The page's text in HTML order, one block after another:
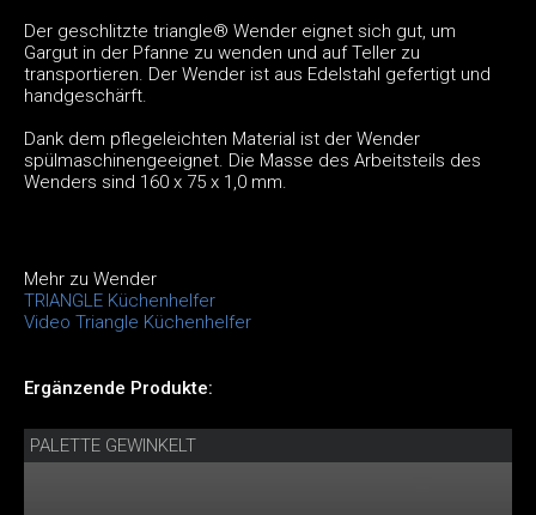
Der geschlitzte triangle® Wender eignet sich gut, um
Gargut in der Pfanne zu wenden und auf Teller zu
transportieren. Der Wender ist aus Edelstahl gefertigt und
handgeschärft.
Dank dem pflegeleichten Material ist der Wender
spülmaschinengeeignet. Die Masse des Arbeitsteils des
Wenders sind 160 x 75 x 1,0 mm.
Mehr zu Wender
TRIANGLE Küchenhelfer
Video Triangle Küchenhelfer
Ergänzende Produkte:
PALETTE GEWINKELT